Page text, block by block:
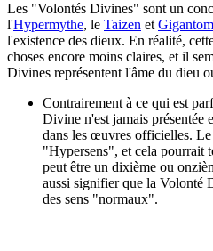
Les "Volontés Divines" sont un
l'Hypermythe, le Taizen et
l'existence des dieux. En réalité,
choses encore moins claires, et il
Divines représentent l'âme du dieu
Contrairement à ce qui est
Divine n'est jamais présentée
dans les œuvres officielles. Le
"Hypersens", et cela pourrait
peut être un dixième ou
aussi signifier que la Volonté
des sens "normaux".